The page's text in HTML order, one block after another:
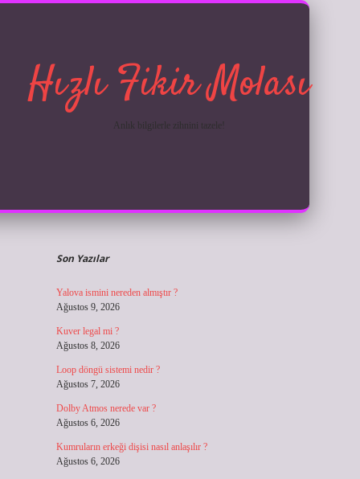
Hızlı Fikir Molası
Anlık bilgilerle zihnini tazele!
Sidebar
Son Yazılar
Yalova ismini nereden almıştır ?
Ağustos 9, 2026
Kuver legal mi ?
Ağustos 8, 2026
Loop döngü sistemi nedir ?
Ağustos 7, 2026
Dolby Atmos nerede var ?
Ağustos 6, 2026
Kumruların erkeği dişisi nasıl anlaşılır ?
Ağustos 6, 2026